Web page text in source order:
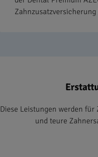
Diese Leistungen werden
und teure